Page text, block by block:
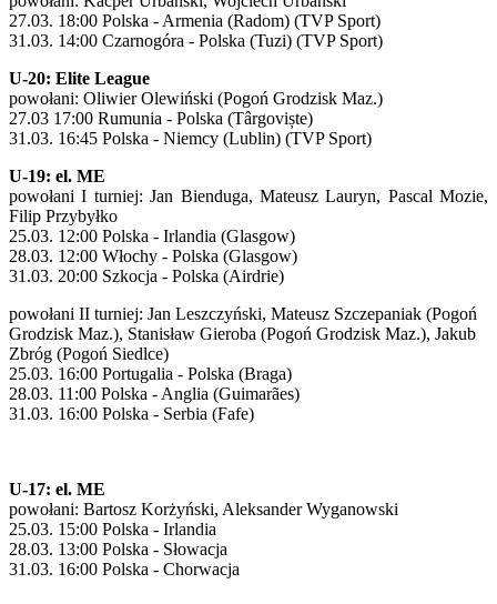
27.03. 18:00 Polska - Armenia (Radom) (TVP Sport)
31.03. 14:00 Czarnogóra - Polska (Tuzi) (TVP Sport)
U-20: Elite League
powołani: Oliwier Olewiński (Pogoń Grodzisk Maz.)
27.03 17:00 Rumunia - Polska (Târgoviște)
31.03. 16:45 Polska - Niemcy (Lublin) (TVP Sport)
U-19: el. ME
powołani I turniej: Jan Bienduga, Mateusz Lauryn, Pascal Mozie,
Filip Przybyłko
25.03. 12:00 Polska - Irlandia (Glasgow)
28.03. 12:00 Włochy - Polska (Glasgow)
31.03. 20:00 Szkocja - Polska (Airdrie)
powołani II turniej: Jan Leszczyński, Mateusz Szczepaniak (Pogoń
Grodzisk Maz.), Stanisław Gieroba (Pogoń Grodzisk Maz.), Jakub
Zbróg (Pogoń Siedlce)
25.03. 16:00 Portugalia - Polska (Braga)
28.03. 11:00 Polska - Anglia (Guimarães)
31.03. 16:00 Polska - Serbia (Fafe)
U-17: el. ME
powołani: Bartosz Korżyński, Aleksander Wyganowski
25.03. 15:00 Polska - Irlandia
28.03. 13:00 Polska - Słowacja
31.03. 16:00 Polska - Chorwacja